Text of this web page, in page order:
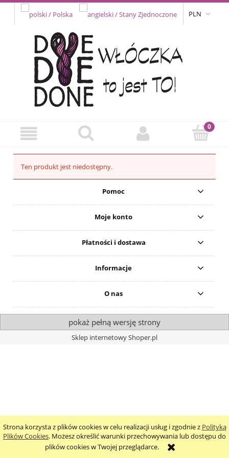
Strona korzysta z plików cookies w celu realizacji usług i zgodnie z Polityką
Plików Cookies. Możesz określić warunki przechowywania lub dostępu do
plików cookies w Twojej przeglądarce.
PLN
Ten produkt jest niedostępny.
Pomoc
Moje konto
Płatności i dostawa
Informacje
O nas
pokaż pełną wersję strony
Sklep internetowy Shoper.pl